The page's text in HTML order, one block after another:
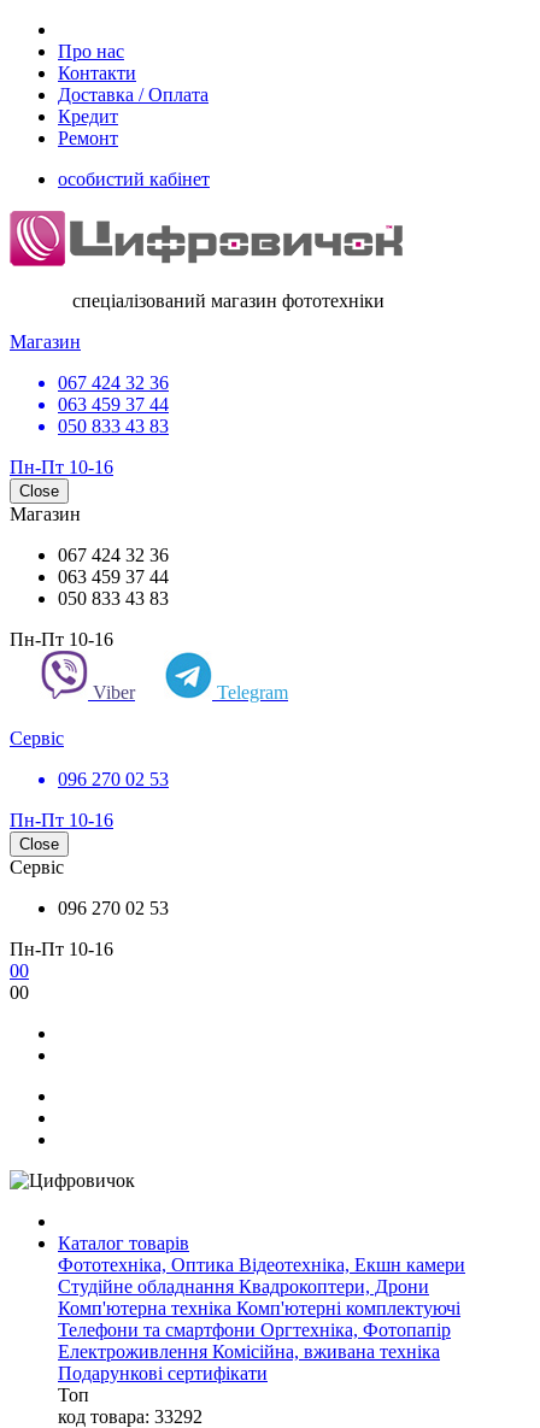
Про нас
Контакти
Доставка / Оплата
Кредит
Ремонт
особистий кабінет
спеціалізований магазин фототехніки
Магазин
067 424 32 36
063 459 37 44
050 833 43 83
Пн-Пт 10-16
Close
Магазин
067 424 32 36
063 459 37 44
050 833 43 83
Пн-Пт 10-16
Viber Telegram
Сервіс
096 270 02 53
Пн-Пт 10-16
Close
Сервіс
096 270 02 53
Пн-Пт 10-16
00
00
Каталог товарів
Фототехніка, Оптика Відеотехніка, Екшн камери
Студійне обладнання Квадрокоптери, Дрони
Комп'ютерна техніка Комп'ютерні комплектуючі
Телефони та смартфони Оргтехніка, Фотопапір
Електроживлення Комісійна, вживана техніка
Подарункові сертифікати
Топ
код товара: 33292